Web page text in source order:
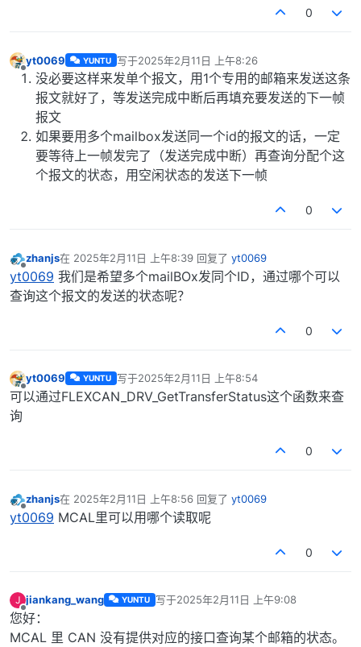
0
离线
yt0069 YUNTU 写于2025年2月11日 上午8:26
最后由 编辑
没必要这样来发单个报文，用1个专用的邮箱来发送这条
报文就好了，等发送完成中断后再填充要发送的下一帧
报文
如果要用多个mailbox发送同一个id的报文的话，一定
要等待上一帧发完了（发送完成中断）再查询分配个这
个报文的状态，用空闲状态的发送下一帧
0
离线
zhanjs在 2025年2月11日 上午8:39 回复了 yt0069
最后由 编辑
yt0069 我们是希望多个mailBOx发同个ID，通过哪个可以
查询这个报文的发送的状态呢？
0
离线
yt0069 YUNTU 写于2025年2月11日 上午8:54
最后由 编辑
可以通过FLEXCAN_DRV_GetTransferStatus这个函数来查
询
0
离线
zhanjs在 2025年2月11日 上午8:56 回复了 yt0069
最后由 编辑
yt0069 MCAL里可以用哪个读取呢
0
J
离线
jiankang_wang YUNTU 写于2025年2月11日 上午9:08
最后由 编辑
您好：
MCAL 里 CAN 没有提供对应的接口查询某个邮箱的状态。